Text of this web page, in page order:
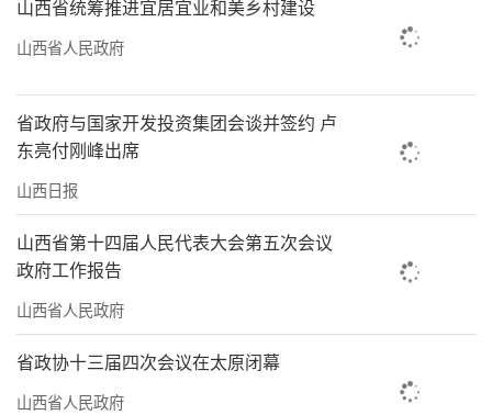
山西省统筹推进宜居宜业和美乡村建设
山西省人民政府
省政府与国家开发投资集团会谈并签约 卢
东亮付刚峰出席
山西日报
山西省第十四届人民代表大会第五次会议
政府工作报告
山西省人民政府
省政协十三届四次会议在太原闭幕
山西省人民政府